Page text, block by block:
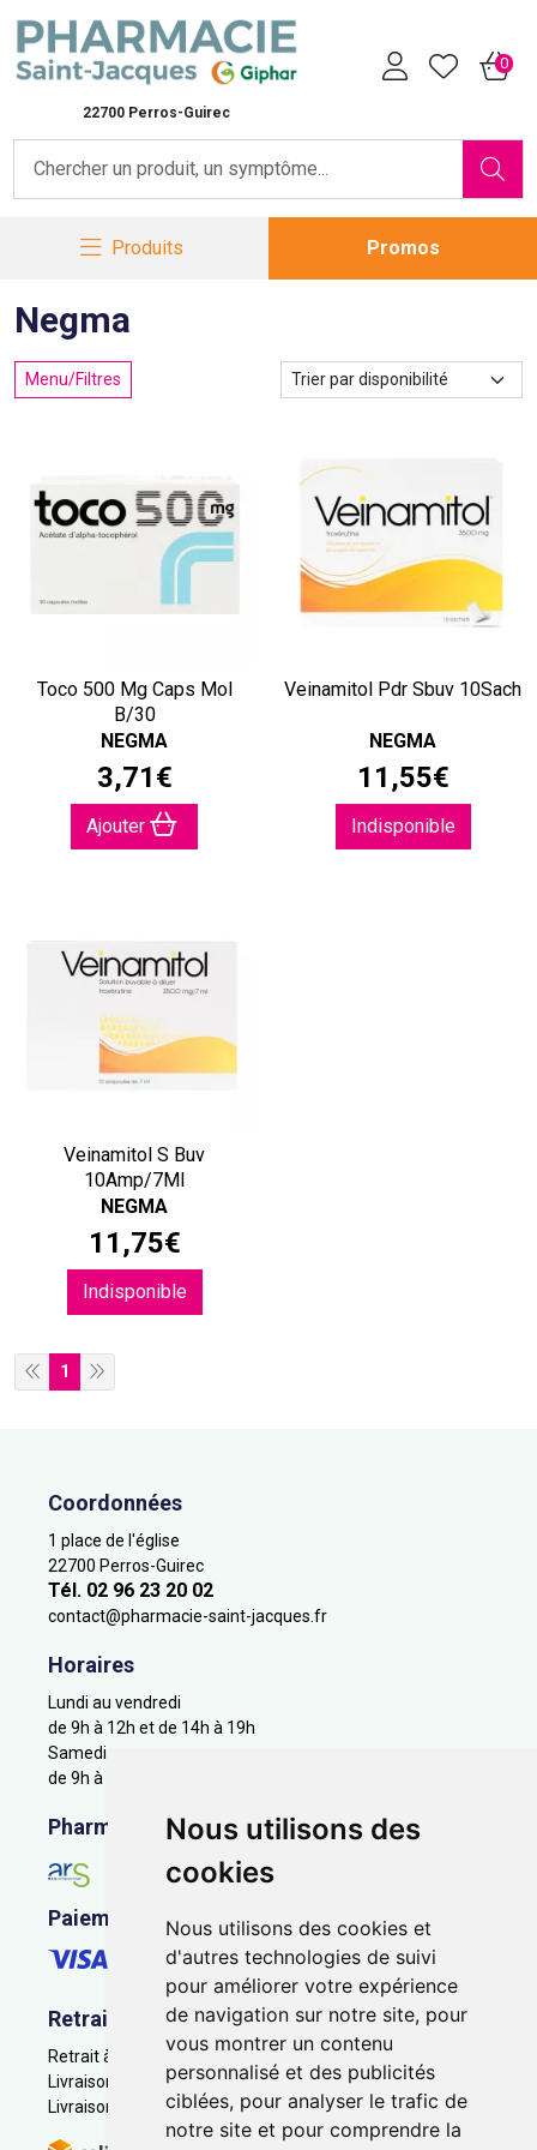
Nous utilisons des
cookies
Nous utilisons des cookies et
d'autres technologies de suivi
pour améliorer votre expérience
de navigation sur notre site, pour
vous montrer un contenu
personnalisé et des publicités
ciblées, pour analyser le trafic de
notre site et pour comprendre la
22700 Perros-Guirec
0
Produits Promos
Negma
Menu/Filtres
Toco 500 Mg Caps Mol
B/30
NEGMA
3,71€
Ajouter
Veinamitol Pdr Sbuv 10Sach
NEGMA
11 ,55€
Indisponible
Veinamitol S Buv
10Amp/7Ml
NEGMA
11 ,75€
Indisponible
1
Coordonnées
1 place de l'église
22700 Perros-Guirec
Tél. 02 96 23 20 02
contact@pharmacie-saint-jacques.fr
Horaires
Lundi au vendredi
de 9h à 12h et de 14h à 19h
Samedi
de 9h à 12h
Pharmacie en ligne agréée
Paiement sécurisé
Retrait - Livraison
Retrait à la pharmacie - Click & Collect
Livraison en Point Relais
Livraison à domicile